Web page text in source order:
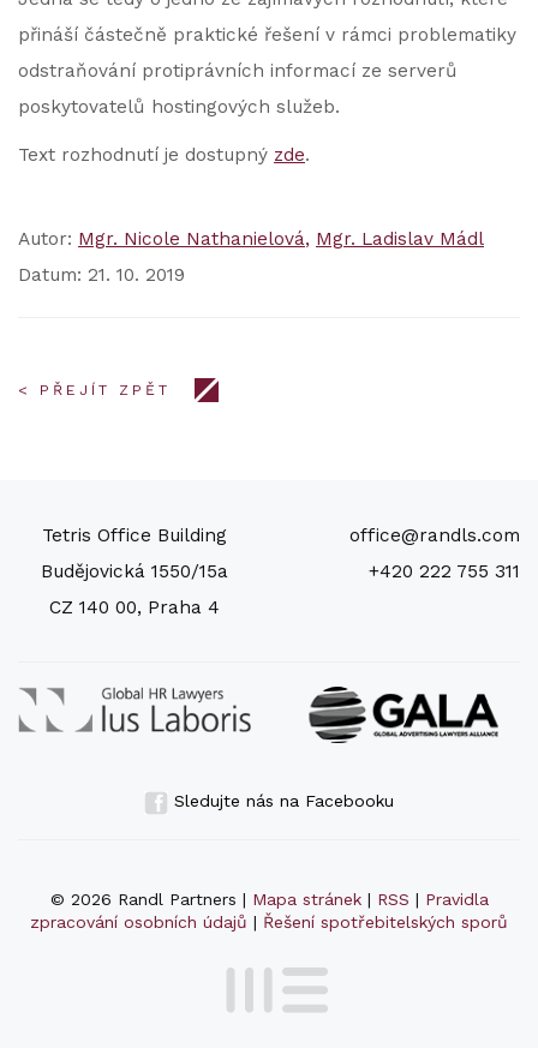
přináší částečně praktické řešení v rámci problematiky
odstraňování protiprávních informací ze serverů
poskytovatelů hostingových služeb.
Text rozhodnutí je dostupný zde.
Autor: Mgr. Nicole Nathanielová Mgr. Ladislav Mádl
Datum: 21. 10. 2019
< PŘEJÍT ZPĚT
Tetris Office Building
Budějovická 1550/15a
CZ 140 00, Praha 4
office@randls.com
+420 222 755 311
Sledujte nás na Facebooku
© 2026 Randl Partners | Mapa stránek| RSS | Pravidla
zpracování osobních údajů | Řešení spotřebitelských sporů